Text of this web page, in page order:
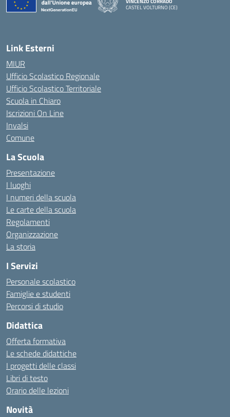
CASTEL VOLTURNO (CE)
Link Esterni
MIUR
Ufficio Scolastico Regionale
Ufficio Scolastico Territoriale
Scuola in Chiaro
Iscrizioni On Line
Invalsi
Comune
La Scuola
Presentazione
I luoghi
I numeri della scuola
Le carte della scuola
Regolamenti
Organizzazione
La storia
I Servizi
Personale scolastico
Famiglie e studenti
Percorsi di studio
Didattica
Offerta formativa
Le schede didattiche
I progetti delle classi
Libri di testo
Orario delle lezioni
Novità